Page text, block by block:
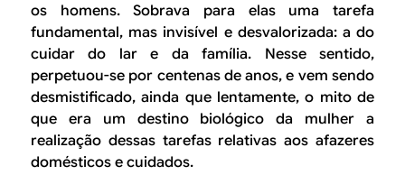
os homens. Sobrava para elas uma tarefa
fundamental, mas invisível e desvalorizada: a do
cuidar do lar e da família. Nesse sentido,
perpetuou-se por centenas de anos, e vem sendo
desmistificado, ainda que lentamente, o mito de
que era um destino biológico da mulher a
realização dessas tarefas relativas aos afazeres
domésticos e cuidados.